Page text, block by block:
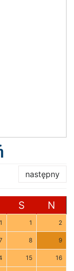
następny
S N
1 2
8 9
15 16